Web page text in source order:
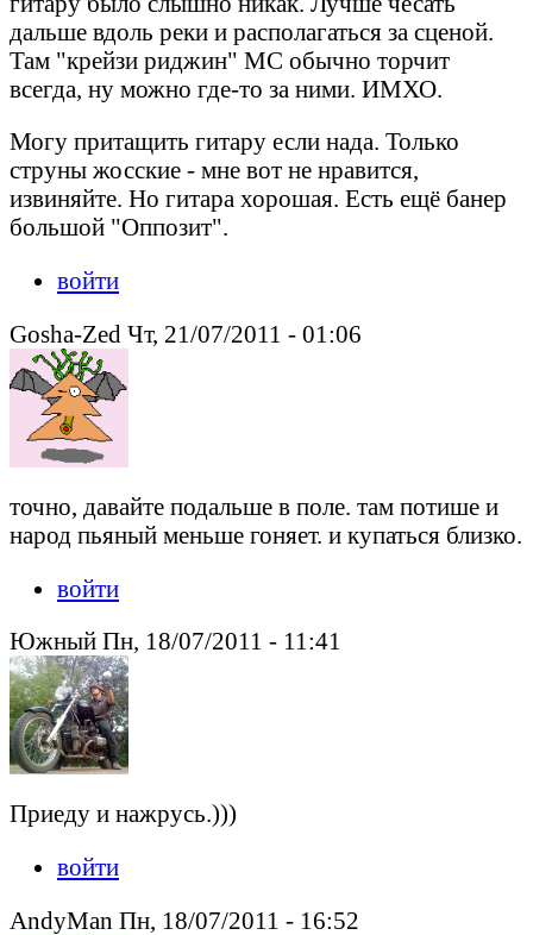
дальше вдоль реки и располагаться за сценой.
Там "крейзи риджин" МС обычно торчит
всегда, ну можно где-то за ними. ИМХО.
Могу притащить гитару если нада. Только
струны жосские - мне вот не нравится,
извиняйте. Но гитара хорошая. Есть ещё банер
большой "Оппозит".
войти
Gosha-Zed Чт, 21/07/2011 - 01:06
точно, давайте подальше в поле. там потише и
народ пьяный меньше гоняет. и купаться близко.
войти
Южный Пн, 18/07/2011 - 11:41
Приеду и нажрусь.)))
войти
AndyMan Пн, 18/07/2011 - 16:52